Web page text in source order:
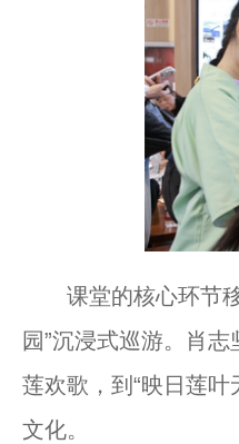
课堂的核心环节移
园”沉浸式巡游。肖
莲欢歌，到“映日莲
文化。